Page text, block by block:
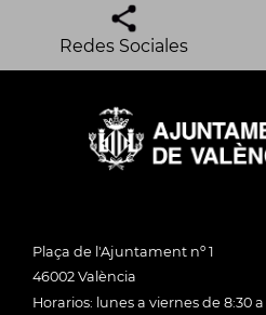
Redes Sociales
Plaça de l'Ajuntament nº 1
46002 València
Horarios: lunes a viernes de 8:30